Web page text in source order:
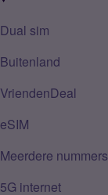
Dual sim
Buitenland
VriendenDeal
eSIM
Meerdere nummers
5G internet